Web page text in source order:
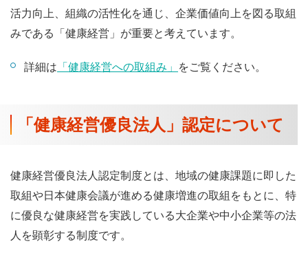
活力向上、組織の活性化を通じ、企業価値向上を図る取組
みである「健康経営」が重要と考えています。
詳細は 「健康経営への取組み」 をご覧ください。
「健康経営優良法人」認定について
健康経営優良法人認定制度とは、地域の健康課題に即した
取組や日本健康会議が進める健康増進の取組をもとに、特
に優良な健康経営を実践している大企業や中小企業等の法
人を顕彰する制度です。